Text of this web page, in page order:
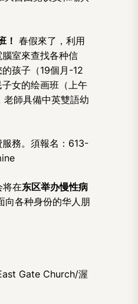
！ 春假來了，利用
室來查找各种信
孩子（19個月-12
女的绘画班（上午
師具備中英雙語幼
務。須報名：613-
将在东区举办慢性病
向各种身份的华人朋
Gate Church/渥